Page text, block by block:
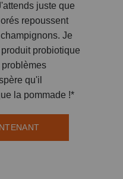
juste que
repoussent
Je
probiotique
qu'il
la pommade !*